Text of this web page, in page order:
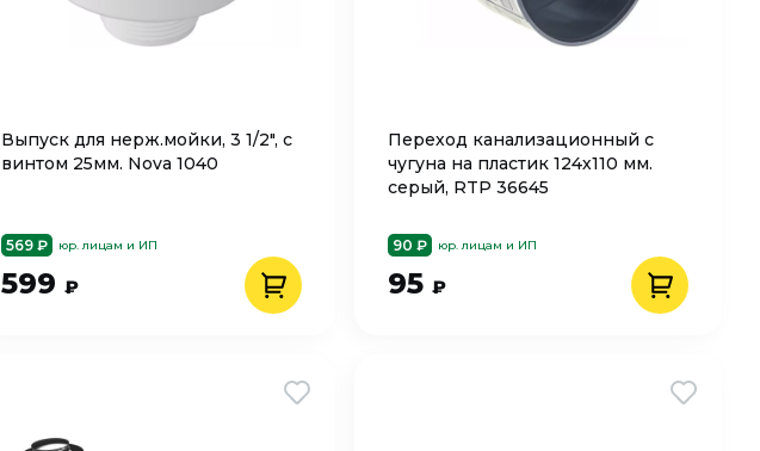
Выпуск для нерж.мойки, 3 1/2", с
винтом 25мм. Nova 1040
569 ₽ юр. лицам и ИП
599 ₽
Переход канализационный с
чугуна на пластик 124х110 мм.
серый, RTP 36645
90 ₽ юр. лицам и ИП
95 ₽